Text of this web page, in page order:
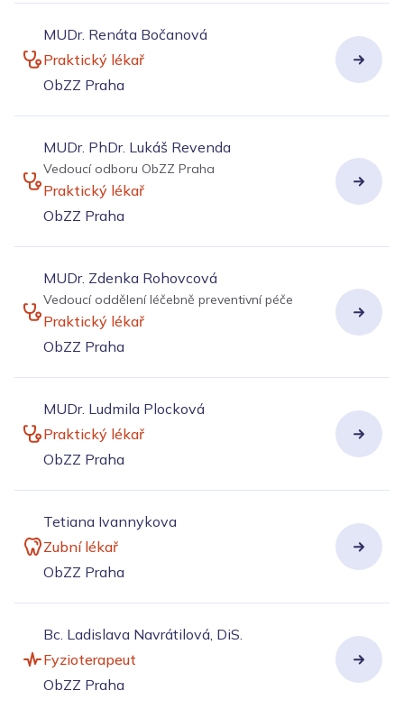
MUDr. Renáta Bočanová
Praktický lékař
ObZZ Praha
MUDr. PhDr. Lukáš Revenda
Vedoucí odboru ObZZ Praha
Praktický lékař
ObZZ Praha
MUDr. Zdenka Rohovcová
Vedoucí oddělení léčebně preventivní péče
Praktický lékař
ObZZ Praha
MUDr. Ludmila Plocková
Praktický lékař
ObZZ Praha
Tetiana Ivannykova
Zubní lékař
ObZZ Praha
Bc. Ladislava Navrátilová, DiS.
Fyzioterapeut
ObZZ Praha